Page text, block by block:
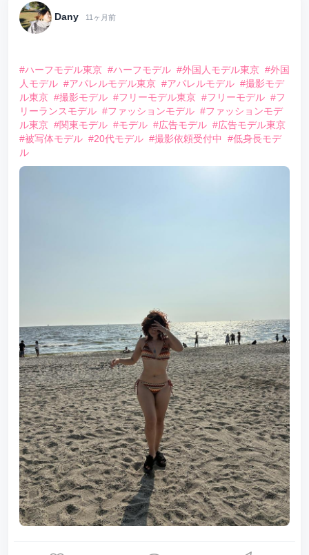
Dany 11ヶ月前
#ハーフモデル東京 #ハーフモデル #外国人モデル東京 #外国
人モデル #アパレルモデル東京 #アパレルモデル #撮影モデ
ル東京 #撮影モデル #フリーモデル東京 #フリーモデル #フ
リーランスモデル #ファッションモデル #ファッションモデ
ル東京 #関東モデル #モデル #広告モデル #広告モデル東京
#被写体モデル #20代モデル #撮影依頼受付中
#低身長モデ
ル